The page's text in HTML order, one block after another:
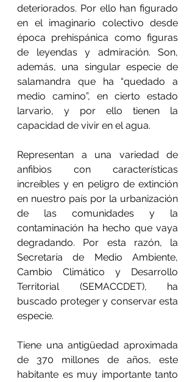
deteriorados. Por ello han figurado
en el imaginario colectivo desde
época prehispánica como figuras
de leyendas y admiración. Son,
además, una singular especie de
salamandra que ha “quedado a
medio camino”, en cierto estado
larvario, y por ello tienen la
capacidad de vivir en el agua.
Representan a una variedad de
anfibios con características
increíbles y en peligro de extinción
en nuestro país por la urbanización
de las comunidades y la
contaminación ha hecho que vaya
degradando. Por esta razón, la
Secretaría de Medio Ambiente,
Cambio Climático y Desarrollo
Territorial (SEMACCDET), ha
buscado proteger y conservar esta
especie.
Tiene una antigüedad aproximada
de 370 millones de años, este
habitante es muy importante tanto